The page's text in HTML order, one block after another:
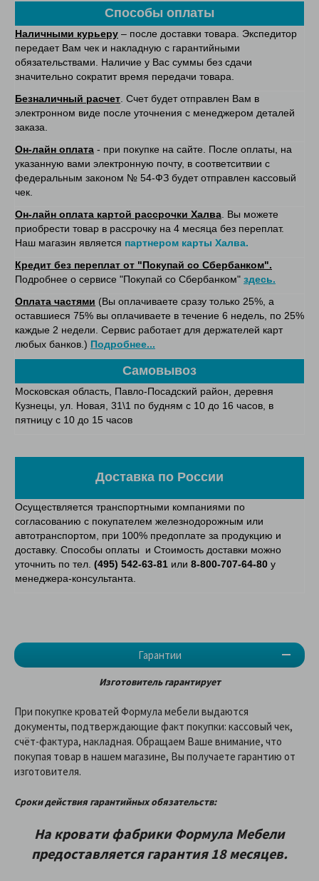
Гарантии
Способы оплаты
Наличными курьеру – после доставки товара. Экспедитор
передает Вам чек и накладную с гарантийными
обязательствами. Наличие у Вас суммы без сдачи
значительно сократит время передачи товара.
Безналичный расчет . Счет будет отправлен Вам в
электронном виде после уточнения с менеджером деталей
заказа.
Он-лайн оплата - при покупке на сайте. После оплаты, на
указанную вами электронную почту, в соответситвии с
федеральным законом № 54-ФЗ будет отправлен кассовый
чек.
Он-лайн оплата картой рассрочки Халва . Вы можете
приобрести товар в рассрочку на 4 месяца без переплат.
Наш магазин является партнером карты Халва.
Кредит без переплат от "Покупай со Сбербанком".
Подробнее о сервисе "Покупай со Сбербанком" здесь.
Оплата частями (Вы оплачиваете сразу только 25%, а
оставшиеся 75% вы оплачиваете в течение 6 недель, по 25%
каждые 2 недели. Сервис работает для держателей карт
любых банков.) Подробнее...
Самовывоз
Московская область, Павло-Посадский район, деревня
Кузнецы, ул. Новая, 31\1 по будням с 10 до 16 часов, в
пятницу с 10 до 15 часов
Доставка по России
Осуществляется транспортными компаниями по
согласованию с покупателем железнодорожным или
автотранспортом, при 100% предоплате за продукцию и
доставку. Способы оплаты и Стоимость доставки можно
уточнить по тел. (495) 542-63-81 или 8-800-707-64-80 у
менеджера-консультанта.
Изготовитель гарантирует
При покупке кроватей Формула мебели выдаются
документы, подтверждающие факт покупки: кассовый чек,
счёт-фактура, накладная. Обращаем Ваше внимание, что
покупая товар в нашем магазине, Вы получаете гарантию от
изготовителя.
Сроки действия гарантийных обязательств:
На кровати фабрики Формула Мебели
предоставляетcя гарантия 18 месяцев.